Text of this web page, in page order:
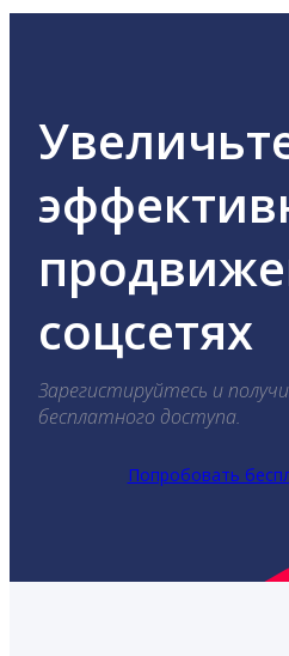
соцсетях
Зарегистируйтесь и
бесплатного доступа.
Попробовать